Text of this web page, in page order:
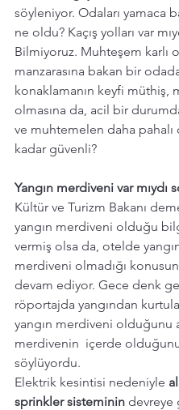
söyleniyor. Odaları yamaca
ne oldu? Kaçış yolları var
Bilmiyoruz. Muhteşem karlı
manzarasına bakan bir
konaklamanın keyfi müthiş,
olmasına da, acil bir
ve muhtemelen daha pahalı
kadar güvenli?
Yangın merdiveni var mıydı
Kültür ve Turizm Bakanı
yangın merdiveni olduğu
vermiş olsa da, otelde
merdiveni olmadığı
devam ediyor. Gece denk
röportajda yangından
yangın merdiveni olduğunu
merdivenin  içerde
söylüyordu.
Elektrik kesintisi nedeniyle
sprinkler sisteminin devreye